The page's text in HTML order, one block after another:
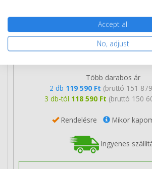
Több darabos ár
2 db 119 590 Ft (bruttó 151
3 db-tól 118 590 Ft (bruttó 150
Rendelésre Mikor
Ingyenes
Accept all
No, adjust